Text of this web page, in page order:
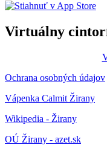
Virtuálny
Ochrana osobných údajov
Vápenka Calmit Žirany
Wikipedia - Žirany
OÚ Žirany - azet.sk